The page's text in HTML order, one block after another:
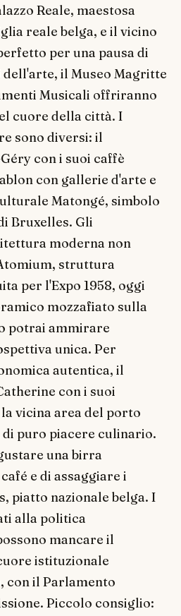
Reale, maestosa
reale belga, e il vicino
per una pausa di
il Museo Magritte
Musicali offriranno
cuore della città. I
sono diversi: il
con i suoi caffè
con gallerie d'arte e
Matongé, simbolo
Bruxelles. Gli
moderna non
struttura
per l'Expo 1958, oggi
mozzafiato sulla
potrai ammirare
unica. Per
autentica, il
con i suoi
vicina area del porto
puro piacere culinario.
una birra
e di assaggiare i
piatto nazionale belga. I
alla politica
mancare il
istituzionale
con il Parlamento
Piccolo consiglio: